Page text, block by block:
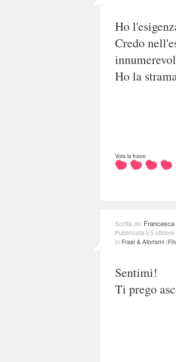
Ho
Credo
Ho la
Vota la frase:
Scritta da:
Pubblicata il 5 ottobre
in Frasi & Aforismi (
Sentimi!
Ti prego